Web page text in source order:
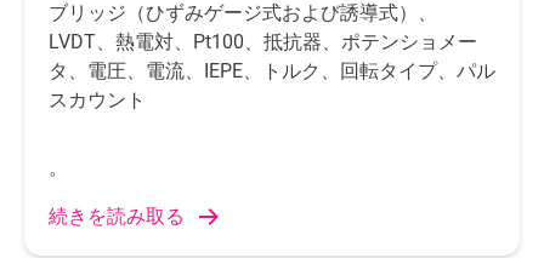
ブリッジ（ひずみゲージ式および誘導式）、
LVDT、熱電対、Pt100、抵抗器、ポテンショメー
タ、電圧、電流、IEPE、トルク、回転タイプ、パル
スカウント
。
続きを読み取る